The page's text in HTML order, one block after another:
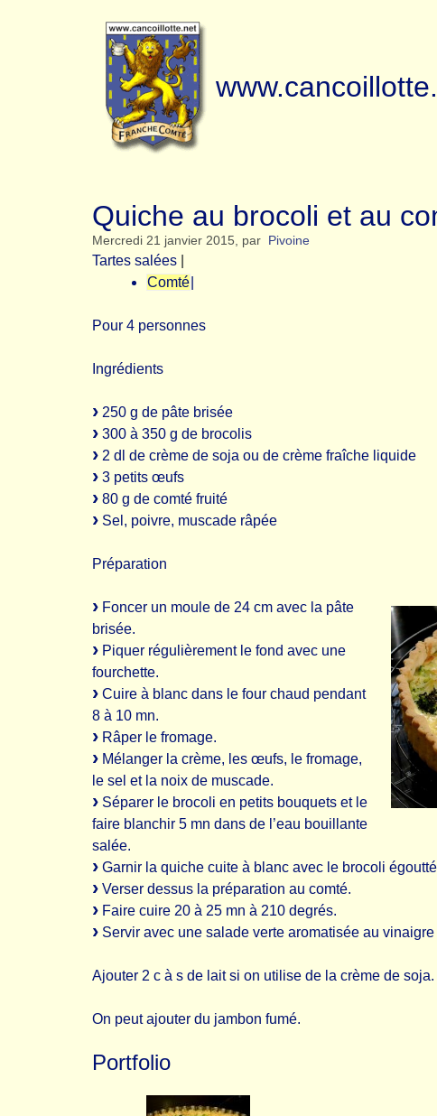
Quiche au brocoli et au
Mercredi 21 janvier 2015, par Pivoine
Tartes salées
Comté
Pour 4 personnes
Ingrédients
250 g de pâte brisée
300 à 350 g de brocolis
2 dl de crème de soja ou de crème fraîche liquide
3 petits œufs
80 g de comté fruité
Sel, poivre, muscade râpée
Préparation
Foncer un moule de 24 cm avec la pâte
brisée.
Piquer régulièrement le fond avec une
fourchette.
Cuire à blanc dans le four chaud pendant
8 à 10 mn.
Râper le fromage.
Mélanger la crème, les œufs, le fromage,
le sel et la noix de muscade.
Séparer le brocoli en petits bouquets et le
faire blanchir 5 mn dans de l’eau bouillante
salée.
Garnir la quiche cuite à blanc avec le brocoli
Verser dessus la préparation au comté.
Faire cuire 20 à 25 mn à 210 degrés.
Servir avec une salade verte aromatisée au
Ajouter 2 c à s de lait si on utilise de la crème de soja.
On peut ajouter du jambon fumé.
Portfolio